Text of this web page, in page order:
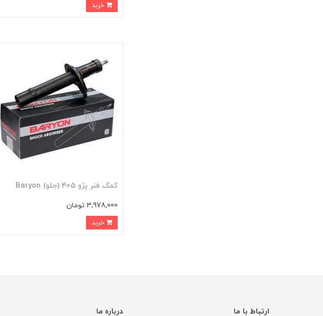
کمک فنر پژو 405 (جلو) Baryon
3,978,000 تومان
ارتباط با ما درباره ما